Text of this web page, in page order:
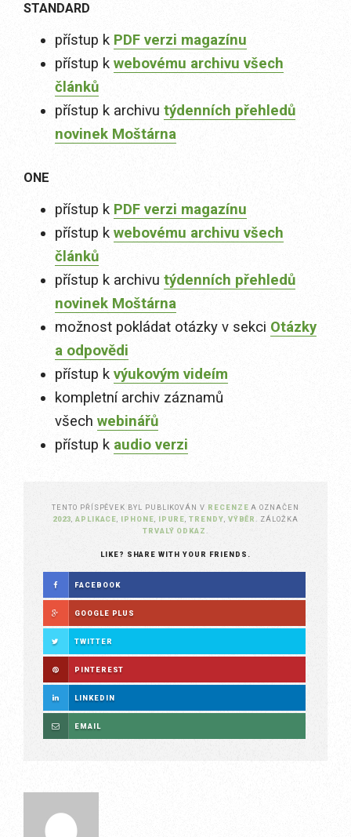
STANDARD
přístup k PDF verzi magazínu
přístup k webovému archivu všech
článků
přístup k archivu týdenních přehledů
novinek Moštárna
ONE
přístup k PDF verzi magazínu
přístup k webovému archivu všech
článků
přístup k archivu týdenních přehledů
novinek Moštárna
možnost pokládat otázky v sekci Otázky
a odpovědi
přístup k výukovým videím
kompletní archiv záznamů
všech webinářů
přístup k audio verzi
TENTO PŘÍSPĚVEK BYL PUBLIKOVÁN V RECENZE A OZNAČEN
2023 APLIKACE IPHONE IPURE ,TRENDY VÝBĚR
. ZÁLOŽKA
TRVALÝ ODKAZ
LIKE? SHARE WITH YOUR FRIENDS.
FACEBOOK
GOOGLE PLUS
TWITTER
PINTEREST
LINKEDIN
EMAIL